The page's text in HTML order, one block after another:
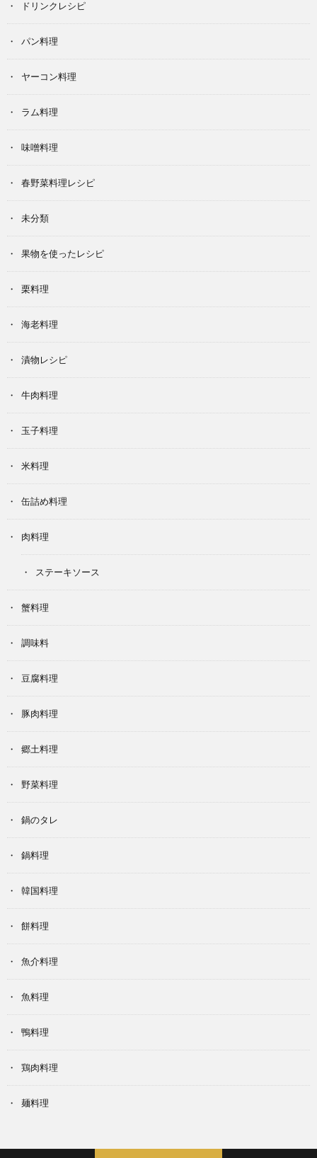
ドリンクレシピ
パン料理
ヤーコン料理
ラム料理
味噌料理
春野菜料理レシピ
未分類
果物を使ったレシピ
栗料理
海老料理
漬物レシピ
牛肉料理
玉子料理
米料理
缶詰め料理
肉料理
ステーキソース
蟹料理
調味料
豆腐料理
豚肉料理
郷土料理
野菜料理
鍋のタレ
鍋料理
韓国料理
餅料理
魚介料理
魚料理
鴨料理
鶏肉料理
麺料理